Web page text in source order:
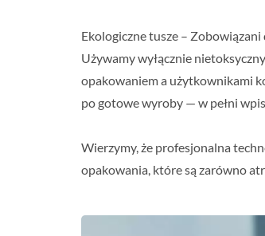
Ekologiczne tusze –
Używamy wyłącznie
opakowaniem a użytkownikami
po gotowe wyroby — w pełni
Wierzymy, że profesjonalna
opakowania, które są zarówno